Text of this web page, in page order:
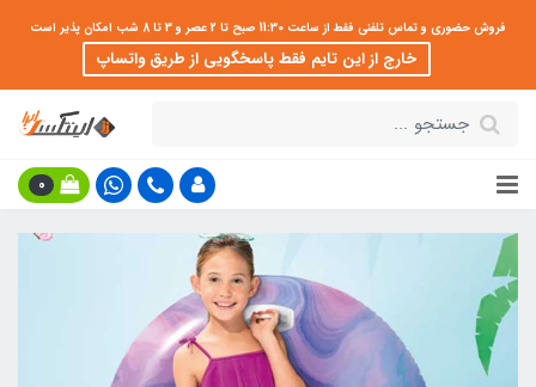
فروش حضوری و تماس تلفنی فقط از ساعت 11:30 صبح تا 2 عصر و 3 تا 8 شب امکان پذیر است
خارج از این تایم فقط پاسخگویی از طریق واتساپ
0